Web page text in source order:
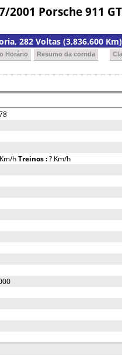
2001 Porsche 911
282 Voltas (3,836.600
Horário Resumo da corrida
hTreinos :? Km/h